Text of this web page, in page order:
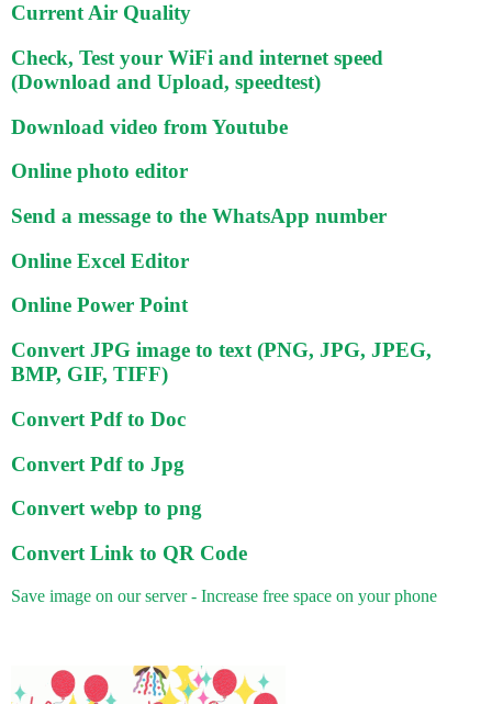
Current Air Quality
Check, Test your WiFi and internet speed
(Download and Upload, speedtest)
Download video from Youtube
Online photo editor
Send a message to the WhatsApp number
Online Excel Editor
Online Power Point
Convert JPG image to text (PNG, JPG, JPEG,
BMP, GIF, TIFF)
Convert Pdf to Doc
Convert Pdf to Jpg
Convert webp to png
Convert Link to QR Code
Save image on our server - Increase free space on your phone